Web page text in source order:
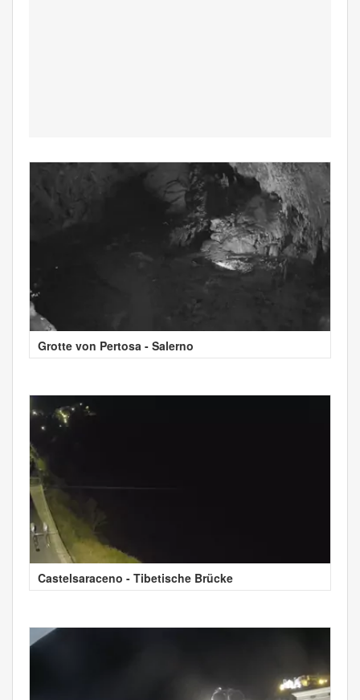
Grotte von Pertosa - Salerno
Castelsaraceno - Tibetische Brücke